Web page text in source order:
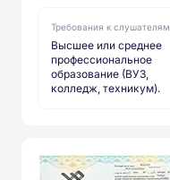
Требования к слушателям
Высшее или среднее
профессиональное
образование (ВУЗ,
колледж, техникум).